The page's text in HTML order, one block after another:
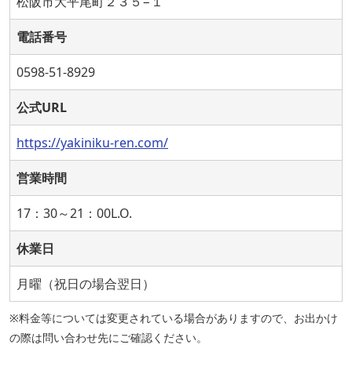
電話番号
0598-51-8929
公式URL
https://yakiniku-ren.com/
営業時間
17：30～21：00L.O.
休業日
月曜（祝日の場合翌日）
※料金等については変更されている場合がありますので、お出かけ
の際は問い合わせ先にご確認ください。